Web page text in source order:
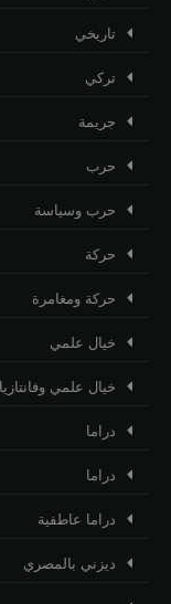
تاريخي
تركي
جريمة
حرب
حرب وسياسة
حركة
حركة ومغامرة
خيال علمي
خيال علمي وفانتازيا
دراما
دراما
دراما عاطفية
ديزني بالمصري